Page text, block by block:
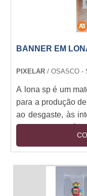
oferecemos
nossos clientes a
para suas
para sua
BANNER EM
PIXELAR/ OSASCO -
A lona sp é um
para a produção
ao desgaste, às
temperatura,
acabamento é
imagens e
durabilidade do
sp são ideais
promoções,